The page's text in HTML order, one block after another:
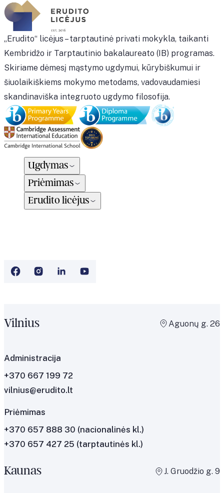
„Erudito“ licėjus – tarptautinė privati mokykla, taikanti
Kembridžo ir Tarptautinio bakalaureato (IB) programas.
Skiriame dėmesį mąstymo ugdymui, kūrybiškumui ir
šiuolaikiškiems mokymo metodams, vadovaudamiesi
skandinaviška integruoto ugdymo filosofija.
Ugdymas
Priėmimas
Erudito licėjus
Vilnius Aguonų g. 26
Administracija
+370 667 199 72
vilnius@erudito.lt
Priėmimas
+370 657 888 30 (nacionalinės kl.)
+370 657 427 25 (tarptautinės kl.)
Kaunas J. Gruodžio g. 9